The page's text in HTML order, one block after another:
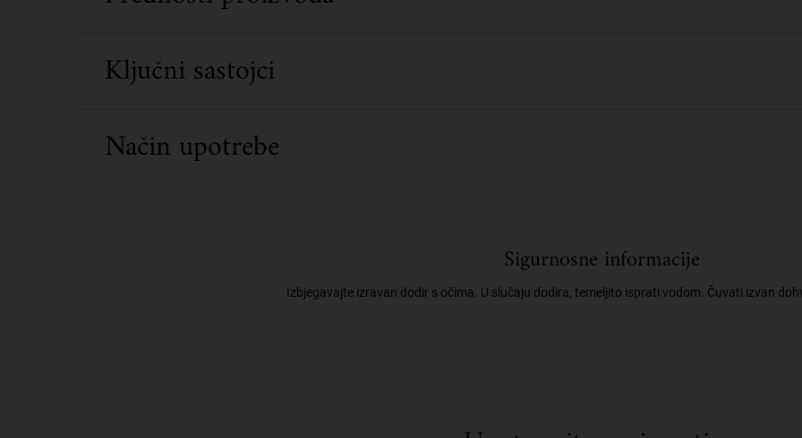
Ključni sastojci
Način upotrebe
Sigurnosne informacije
Izbjegavajte izravan dodir s očima. U slučaju dodira, temeljito isprati vodom. Čuvati izvan